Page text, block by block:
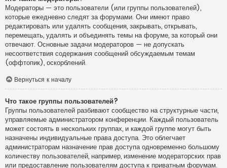
Модераторы — это пользователи (или группы пользователей),
которые ежедневно следят за форумами. Они имеют право
редактировать или удалять сообщения, закрывать, открывать,
перемещать, удалять и объединять темы на форуме, за который они
отвечают. Основные задачи модераторов — не допускать
несоответствия содержания сообщений обсуждаемым темам
(оффтопик), оскорблений.
Вернуться к началу
Что такое группы пользователей?
Группы пользователей разбивают сообщество на структурные части,
управляемые администратором конференции. Каждый пользователь
может состоять в нескольких группах, и каждой группе могут быть
назначены индивидуальные права доступа. Это облегчает
администраторам назначение прав доступа одновременно большому
количеству пользователей, например, изменение модераторских прав
или предоставление пользователям доступа к приватным форумам.